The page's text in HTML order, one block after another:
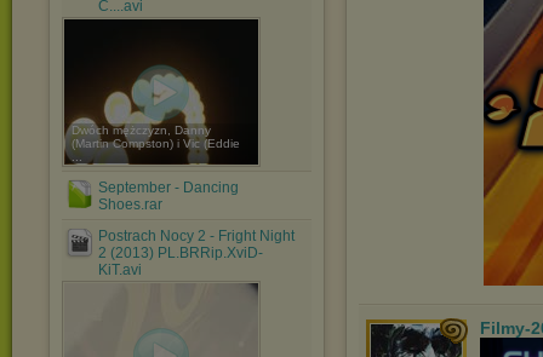
C....avi
Dwóch mężczyzn, Danny
(Martin Compston) i Vic (Eddie
September - Dancing
Shoes.rar
Postrach Nocy 2 - Fright Night
2 (2013) PL.BRRip.XviD-
KiT.avi
Filmy-